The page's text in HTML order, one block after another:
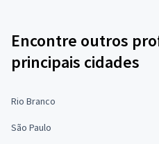
Encontre outros
principais cidades
Rio Branco
São Paulo